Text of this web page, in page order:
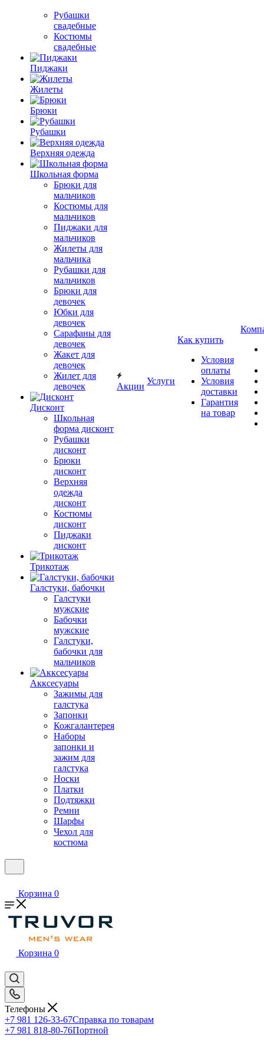
Рубашки
свадебные
Костюмы
свадебные
Пиджаки
Жилеты
Брюки
Рубашки
Верхняя одежда
Школьная форма
Брюки для
мальчиков
Костюмы для
мальчиков
Пиджаки для
мальчиков
Жилеты для
мальчика
Рубашки для
мальчиков
Брюки для
девочек
Юбки для
девочек
Сарафаны для
девочек
Жакет для
девочек
Жилет для
девочек
Дисконт
Школьная
форма дисконт
Рубашки
дисконт
Брюки
дисконт
Верхняя
одежда
дисконт
Костюмы
дисконт
Пиджаки
дисконт
Трикотаж
Галстуки, бабочки
Галстуки
мужские
Бабочки
мужские
Галстуки,
бабочки для
мальчиков
Акксесуары
Зажимы для
галстука
Запонки
Кожгалантерея
Наборы
запонки и
зажим для
галстука
Носки
Платки
Подтяжки
Ремни
Шарфы
Чехол для
костюма
Акции
Услуги
Как купить
Условия
оплаты
Условия
доставки
Гарантия
на товар
Корзина 0
Корзина 0
Телефоны
+7 981 126-33-67Справка по товарам
+7 981 818-80-76Портной